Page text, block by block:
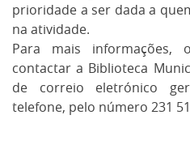
prioridade a ser dada a
na atividade.
Para mais informações,
contactar a Biblioteca
de correio eletrónico
telefone, pelo número 231